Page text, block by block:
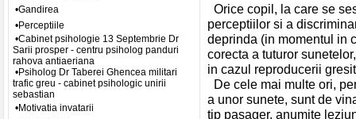
•Gandirea
•Perceptiile
•Cabinet psihologie 13 Septembrie Dr
Sarii prosper - centru psiholog panduri
rahova antiaeriana
•Psiholog Dr Taberei Ghencea militari
trafic greu - cabinet psihologic unirii
sebastian
•Motivatia invatarii
Orice copil, la care se
perceptiilor si a
deprinda (in momentul in
corecta a tuturor
in cazul reproducerii
De cele mai multe ori,
a unor sunete, sunt de
tip pasager, anumite